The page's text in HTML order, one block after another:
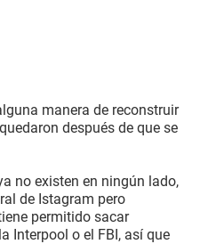
manera de reconstruir
después de que se
no existen en ningún lado,
de Istagram pero
permitido sacar
Interpool o el FBI, así que